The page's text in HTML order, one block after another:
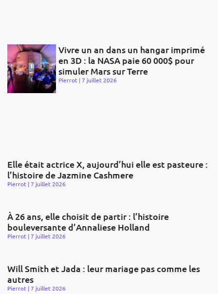
Vivre un an dans un hangar imprimé
en 3D : la NASA paie 60 000$ pour
simuler Mars sur Terre
Pierrot 7 juillet 2026
Elle était actrice X, aujourd’hui elle est pasteure :
l’histoire de Jazmine Cashmere
Pierrot 7 juillet 2026
À 26 ans, elle choisit de partir : l’histoire
bouleversante d’Annaliese Holland
Pierrot 7 juillet 2026
Will Smith et Jada : leur mariage pas comme les
autres
Pierrot 7 juillet 2026